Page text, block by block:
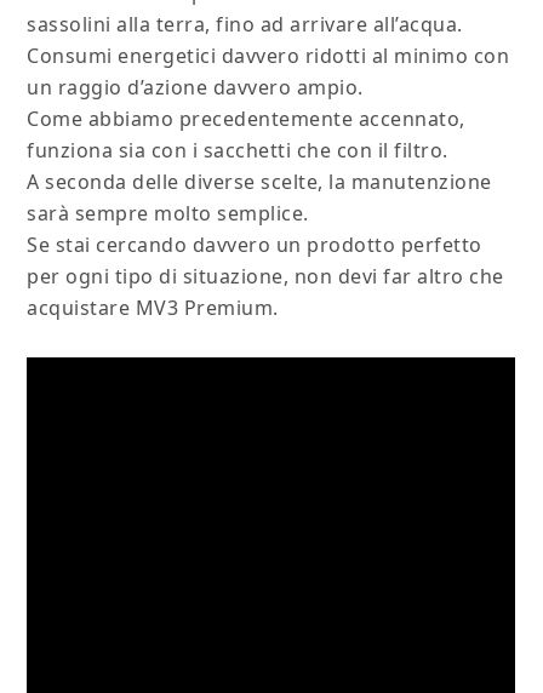
sassolini alla terra, fino ad arrivare all’acqua.
Consumi energetici davvero ridotti al minimo con
un raggio d’azione davvero ampio.
Come abbiamo precedentemente accennato,
funziona sia con i sacchetti che con il filtro.
A seconda delle diverse scelte, la manutenzione
sarà sempre molto semplice.
Se stai cercando davvero un prodotto perfetto
per ogni tipo di situazione, non devi far altro che
acquistare MV3 Premium.